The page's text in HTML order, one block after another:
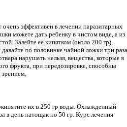
эффективен в лечении паразитарных
можете дать ребенку в чистом виде, а из
Залейте ее кипятком (около 200 гр),
по половинке чайной ложки три раза
нарушать нельзя, вещества, которые в
фрукта, при передозировке, способны
их в 250 гр воды. Охлажденный
в день натощак по 50 гр. Курс лечения